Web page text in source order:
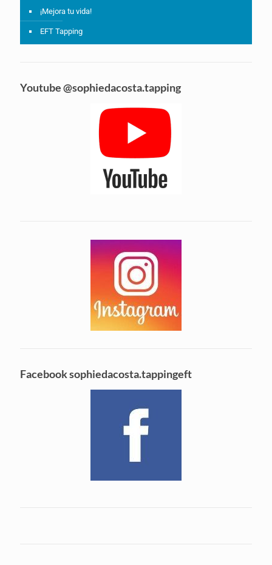
¡Mejora tu vida!
EFT Tapping
Youtube @sophiedacosta.tapping
Facebook sophiedacosta.tappingeft